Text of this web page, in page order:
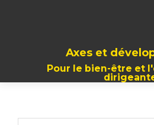
Axes et
Pour le bien-être et